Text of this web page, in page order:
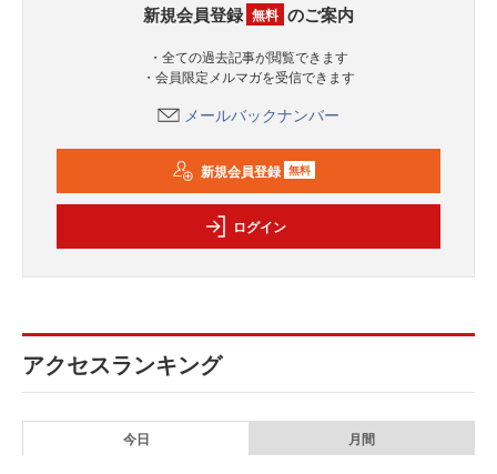
新規会員登録 無料 のご案内
・全ての過去記事が閲覧できます
・会員限定メルマガを受信できます
メールバックナンバー
新規会員登録 無料
ログイン
アクセスランキング
今日 月間